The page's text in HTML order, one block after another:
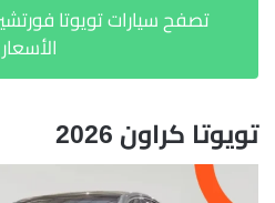
الأسعار
تويوتا كراون 2026